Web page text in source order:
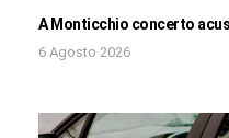
A Monticchio concerto
6 Agosto 2026